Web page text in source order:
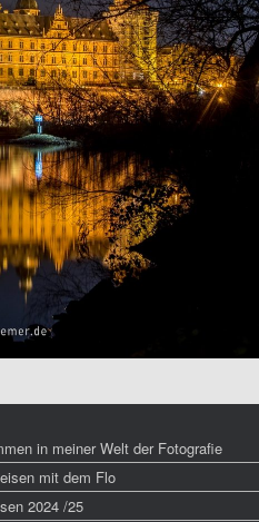
in meiner Welt der Fotografie
mit dem Flo
2024 /25